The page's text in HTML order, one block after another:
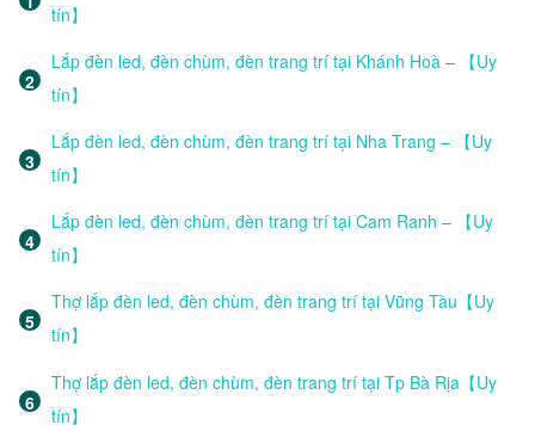
tín】
Lắp đèn led, đèn chùm, đèn trang trí tại Khánh Hoà – 【Uy
tín】
Lắp đèn led, đèn chùm, đèn trang trí tại Nha Trang – 【Uy
tín】
Lắp đèn led, đèn chùm, đèn trang trí tại Cam Ranh – 【Uy
tín】
Thợ lắp đèn led, đèn chùm, đèn trang trí tại Vũng Tàu【Uy
tín】
Thợ lắp đèn led, đèn chùm, đèn trang trí tại Tp Bà Rịa【Uy
tín】